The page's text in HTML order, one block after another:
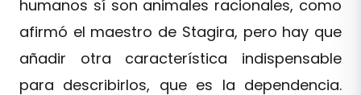
humanos sí son animales racionales, como
afirmó el maestro de Stagira, pero hay que
añadir otra característica indispensable
para describirlos, que es la dependencia.